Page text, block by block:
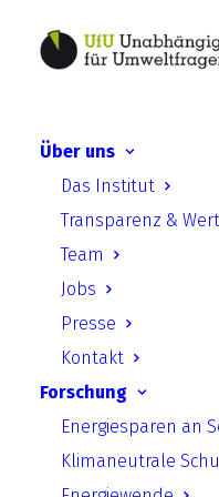
Über uns
Das Institut
Transparenz &
Team
Jobs
Presse
Kontakt
Forschung
Energiesparen an
Klimaneutrale
Erneuerbare